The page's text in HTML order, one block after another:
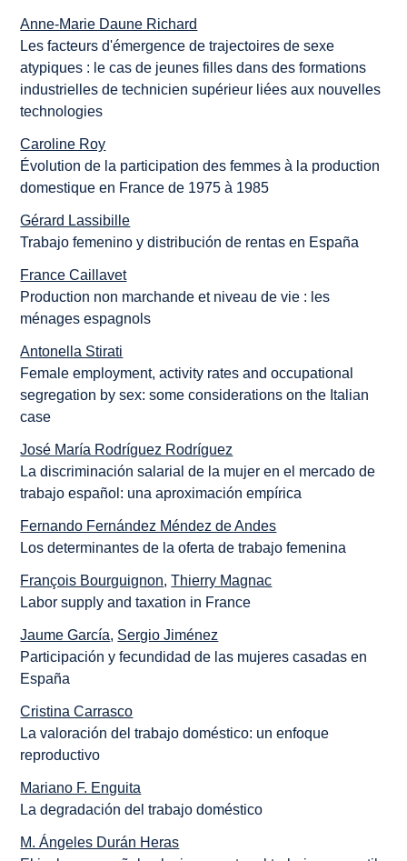
Anne-Marie Daune Richard
Les facteurs d'émergence de trajectoires de sexe
atypiques : le cas de jeunes filles dans des formations
industrielles de technicien supérieur liées aux nouvelles
technologies
Caroline Roy
Évolution de la participation des femmes à la production
domestique en France de 1975 à 1985
Gérard Lassibille
Trabajo femenino y distribución de rentas en España
France Caillavet
Production non marchande et niveau de vie : les
ménages espagnols
Antonella Stirati
Female employment, activity rates and occupational
segregation by sex: some considerations on the Italian
case
José María Rodríguez Rodríguez
La discriminación salarial de la mujer en el mercado de
trabajo español: una aproximación empírica
Fernando Fernández Méndez de Andes
Los determinantes de la oferta de trabajo femenina
François Bourguignon,Thierry Magnac
Labor supply and taxation in France
Jaume García, Sergio Jiménez
Participación y fecundidad de las mujeres casadas en
España
Cristina Carrasco
La valoración del trabajo doméstico: un enfoque
reproductivo
Mariano F. Enguita
La degradación del trabajo doméstico
M. Ángeles Durán Heras